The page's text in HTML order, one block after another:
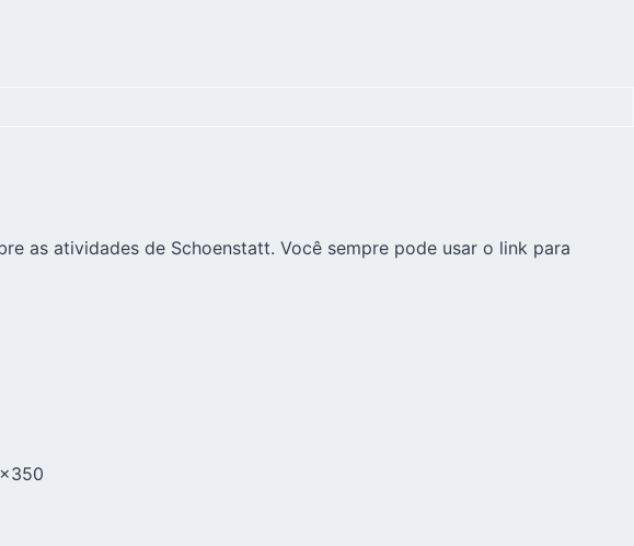
as atividades de Schoenstatt. Você sempre pode usar o link para